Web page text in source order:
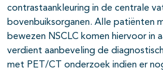
contrastaankleuring in de centrale
bovenbuiksorganen. Alle patiënten
bewezen NSCLC komen hiervoor in
verdient aanbeveling de
met PET/CT onderzoek indien er